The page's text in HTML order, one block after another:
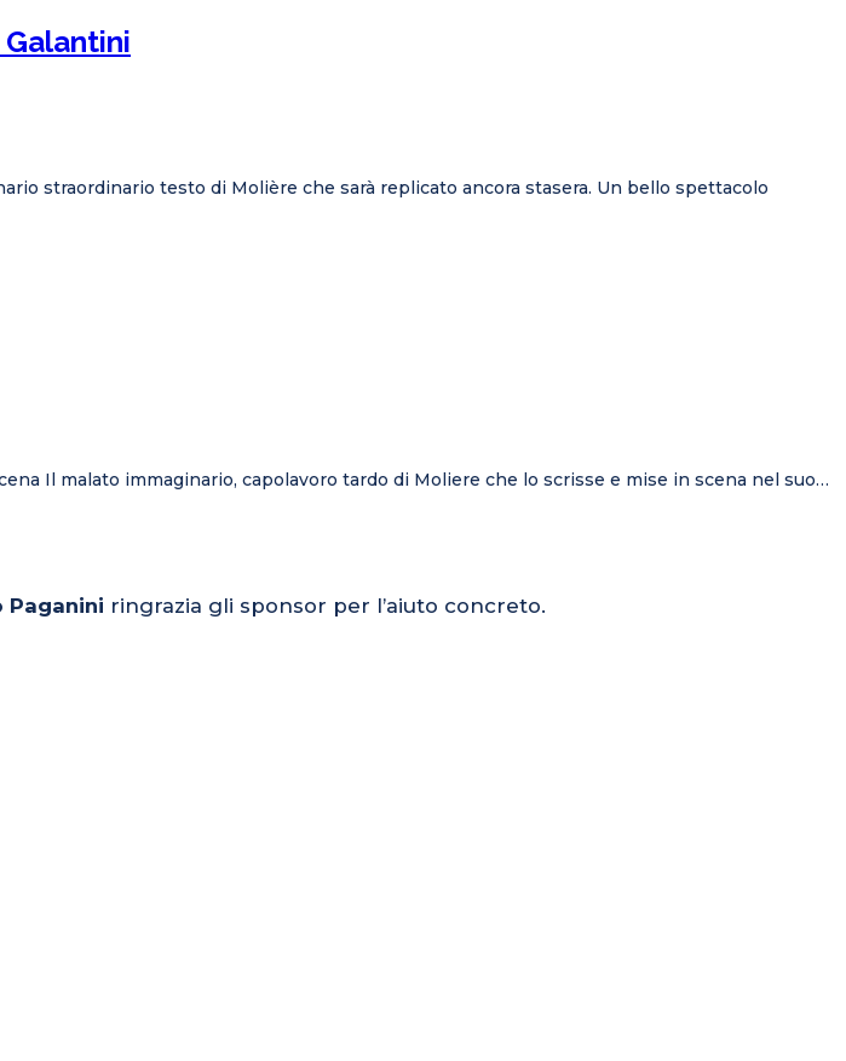
straordinario testo di Molière che sarà replicato ancora stasera. Un bello spettacolo
Il malato immaginario, capolavoro tardo di Moliere che lo scrisse e mise in scena nel suo…
Paganini ringrazia gli sponsor per l’aiuto concreto.